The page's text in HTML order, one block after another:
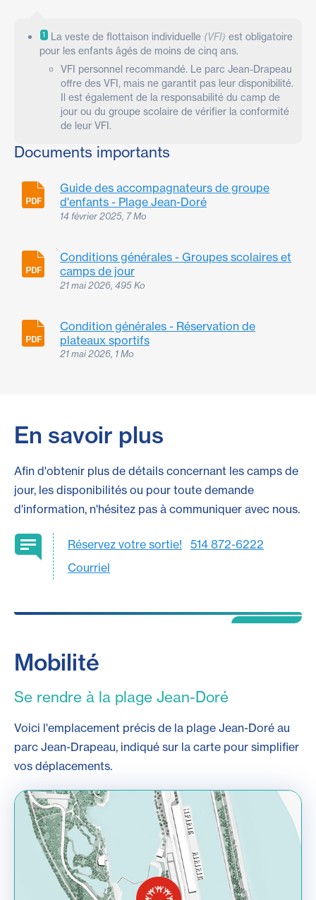
1 La veste de flottaison individuelle (VFI) est obligatoire
pour les enfants âgés de moins de cinq ans.
VFI personnel recommandé. Le parc Jean-Drapeau
offre des VFI, mais ne garantit pas leur disponibilité.
Il est également de la responsabilité du camp de
jour ou du groupe scolaire de vérifier la conformité
de leur VFI.
Documents importants
Guide des accompagnateurs de groupe
d'enfants - Plage Jean-Doré
14 février 2025, 7 Mo
Conditions générales - Groupes scolaires et
camps de jour
21 mai 2026, 495 Ko
Condition générales - Réservation de
plateaux sportifs
21 mai 2026, 1 Mo
En savoir plus
Afin d'obtenir plus de détails concernant les camps de
jour, les disponibilités ou pour toute demande
d'information, n'hésitez pas à communiquer avec nous.
Réservez votre sortie!
514 872-6222
Courriel
Mobilité
Se rendre à la plage Jean-Doré
Voici l'emplacement précis de la plage Jean-Doré au
parc Jean-Drapeau, indiqué sur la carte pour simplifier
vos déplacements.